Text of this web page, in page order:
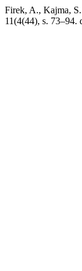
Firek, A., Kajma,
11(4(44), s. 73–94.